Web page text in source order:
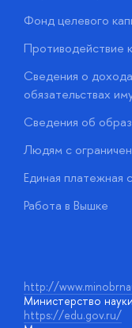
Фонд целевого
Противодействие
Сведения о
обязательствах
Сведения об
Людям с
Единая платежная
Работа в Вышке
http://
Министерство
https://edu.gov.ru/